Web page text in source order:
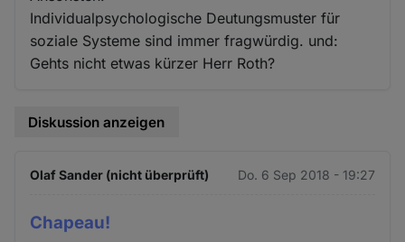
Individualpsychologische Deutungsmuster für
soziale Systeme sind immer fragwürdig. und:
Gehts nicht etwas kürzer Herr Roth?
Diskussion anzeigen
Olaf Sander (nicht überprüft) Do. 6 Sep 2018 - 19:27
Chapeau!